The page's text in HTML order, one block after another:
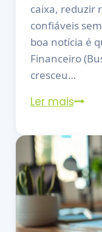
caixa, reduzir
confiáveis
boa notícia é
Financeiro
cresceu…
Ler mais